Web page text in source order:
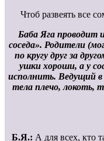
Чтоб развеять все
Баба Яга проводит
соседа». Родители
по кругу друг за
ушки хороши, а у
исполнить. Ведущий
тела плечо, локоть,
Б.Я.: А для всех, кто